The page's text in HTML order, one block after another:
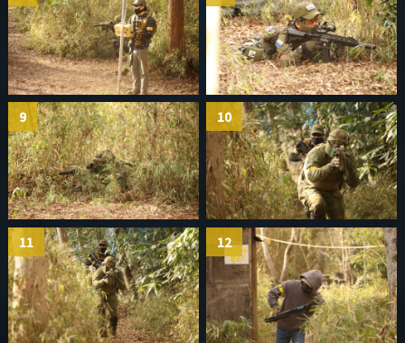
9 10
11 12